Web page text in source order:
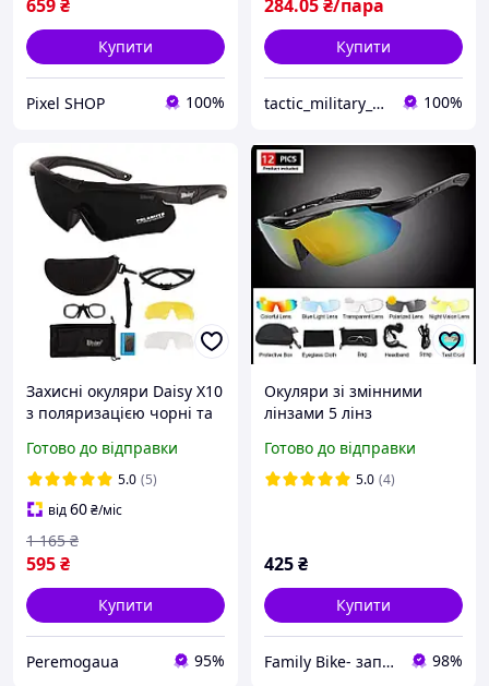
659₴
Купити
Pixel SHOP 100%
284.05₴/пара
Купити
tactic_military_shop 100%
Захисні окуляри Daisy X10
з поляризацією чорні та
PeremogaUA
Готово до відправки
5.0 (5)
від60₴/міс
595₴
1 165 ₴
Купити
Peremogaua 95%
Окуляри зі змінними
лінзами 5 лінз
Готово до відправки
5.0 (4)
425₴
Купити
Family Bike- запчастини та аксесуари для велосипедів 98%